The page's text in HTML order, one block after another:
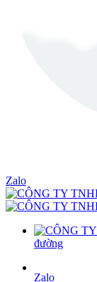
Zalo
đường
Zalo